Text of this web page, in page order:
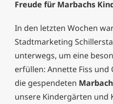
Freude für Marbachs
In den letzten Wochen
Stadtmarketing
unterwegs, um eine
erfüllen: Annette Fiss und
die gespendeten
unsere Kindergärten und